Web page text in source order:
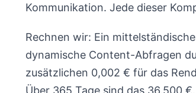
Kommunikation. Jede dieser
Rechnen wir: Ein
dynamische Content-Abfragen
zusätzlichen 0,002 € für das
Über 365 Tage sind das 36.500